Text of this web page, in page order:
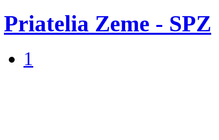
Priatelia Zeme - SPZ
1